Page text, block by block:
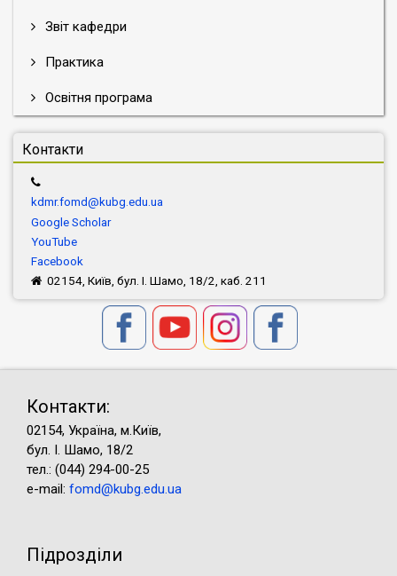
Звіт кафедри
Практика
Освітня програма
Контакти
kdmr.fomd@kubg.edu.ua
Google Scholar
YouTube
Facebook
02154, Київ, бул. І. Шамо, 18/2, каб. 211
Контакти:
02154, Україна, м.Київ,
бул. І. Шамо, 18/2
тел.: (044) 294-00-25
e-mail: fomd@kubg.edu.ua
Підрозділи